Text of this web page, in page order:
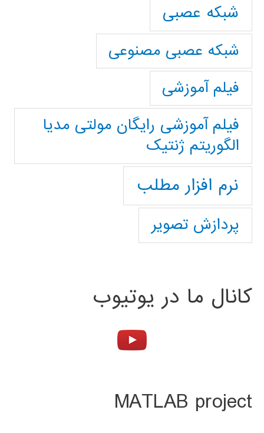
شبکه عصبی
شبکه عصبی مصنوعی
فیلم آموزشی
فیلم آموزشی رایگان مولتی مدیا
الگوریتم ژنتیک
نرم افزار مطلب
پردازش تصویر
کانال ما در یوتیوب
MATLAB project